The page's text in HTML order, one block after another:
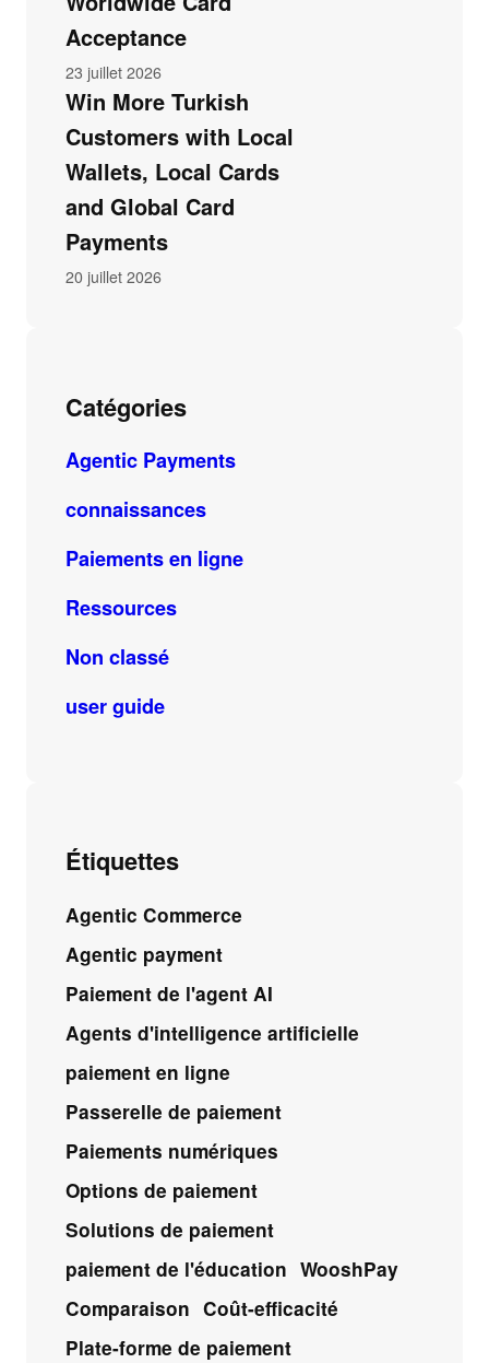
Acceptance
23 juillet 2026
Win More Turkish
Customers with Local
Wallets, Local Cards
and Global Card
Payments
20 juillet 2026
Catégories
Agentic Payments
connaissances
Paiements en ligne
Ressources
Non classé
user guide
Étiquettes
Agentic Commerce
Agentic payment
Paiement de l'agent AI
Agents d'intelligence artificielle
paiement en ligne
Passerelle de paiement
Paiements numériques
Options de paiement
Solutions de paiement
paiement de l'éducation WooshPay
Comparaison Coût-efficacité
Plate-forme de paiement